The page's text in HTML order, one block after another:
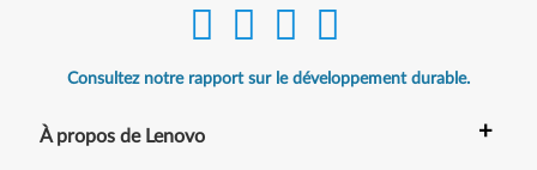
Consultez notre rapport sur le développement durable.
À propos de Lenovo +